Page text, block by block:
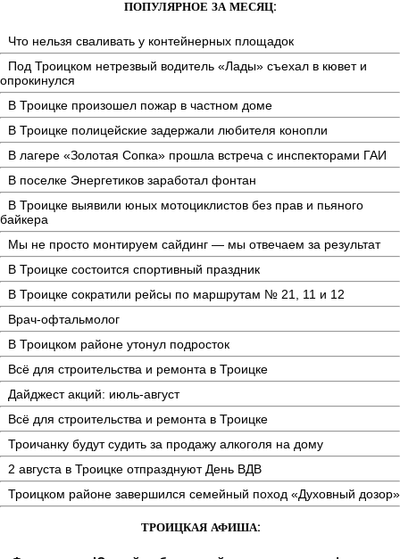
ПОПУЛЯРНОЕ ЗА МЕСЯЦ:
Что нельзя сваливать у контейнерных площадок
Под Троицком нетрезвый водитель «Лады» съехал в кювет и
опрокинулся
В Троицке произошел пожар в частном доме
В Троицке полицейские задержали любителя конопли
В лагере «Золотая Сопка» прошла встреча с инспекторами ГАИ
В поселке Энергетиков заработал фонтан
В Троицке выявили юных мотоциклистов без прав и пьяного
байкера
Мы не просто монтируем сайдинг — мы отвечаем за результат
В Троицке состоится спортивный праздник
В Троицке сократили рейсы по маршрутам № 21, 11 и 12
Врач-офтальмолог
В Троицком районе утонул подросток
Всё для строительства и ремонта в Троицке
Дайджест акций: июль-август
Всё для строительства и ремонта в Троицке
Троичанку будут судить за продажу алкоголя на дому
2 августа в Троицке отпразднуют День ВДВ
Троицком районе завершился семейный поход «Духовный дозор»
ТРОИЦКАЯ АФИША: